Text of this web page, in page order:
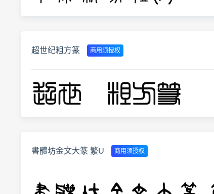
超世纪粗方篆 商用须授权
書體坊金文大篆 繁U 商用须授权